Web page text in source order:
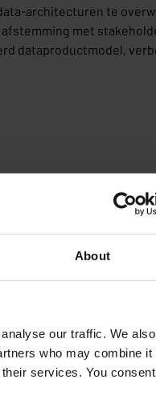
About
our traffic. We
who may combine it
services. You
architecturen te
met
dataproductmodel,